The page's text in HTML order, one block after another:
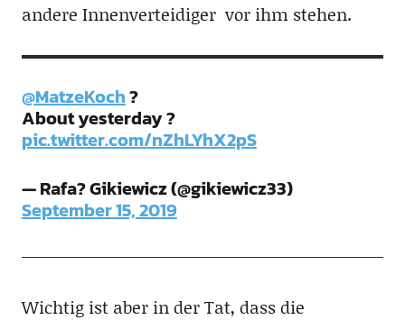
andere Innenverteidiger vor ihm stehen.
@MatzeKoch?
About yesterday ?
pic.twitter.com/nZhLYhX2pS
— Rafa? Gikiewicz (@gikiewicz33)
September 15, 2019
Wichtig ist aber in der Tat, dass die